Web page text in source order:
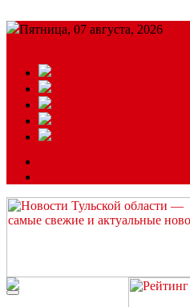
Пятница, 07 августа, 2026
Читайте последние новости дня
“ЗаНовомосковск”